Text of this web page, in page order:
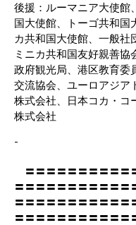
後援：ルーマニア大使館
国大使館、トーゴ共和国
カ共和国大使館、一般社
ミニカ共和国友好親善協
政府観光局、港区教育委
交流協会、ユーロアジア
株式会社、日本コカ・コ
株式会社
-
〓〓〓〓〓〓〓〓〓〓
〓〓〓〓〓〓〓〓〓〓〓
〓〓〓〓〓〓〓〓〓〓〓
〓〓〓〓〓〓〓〓〓〓〓